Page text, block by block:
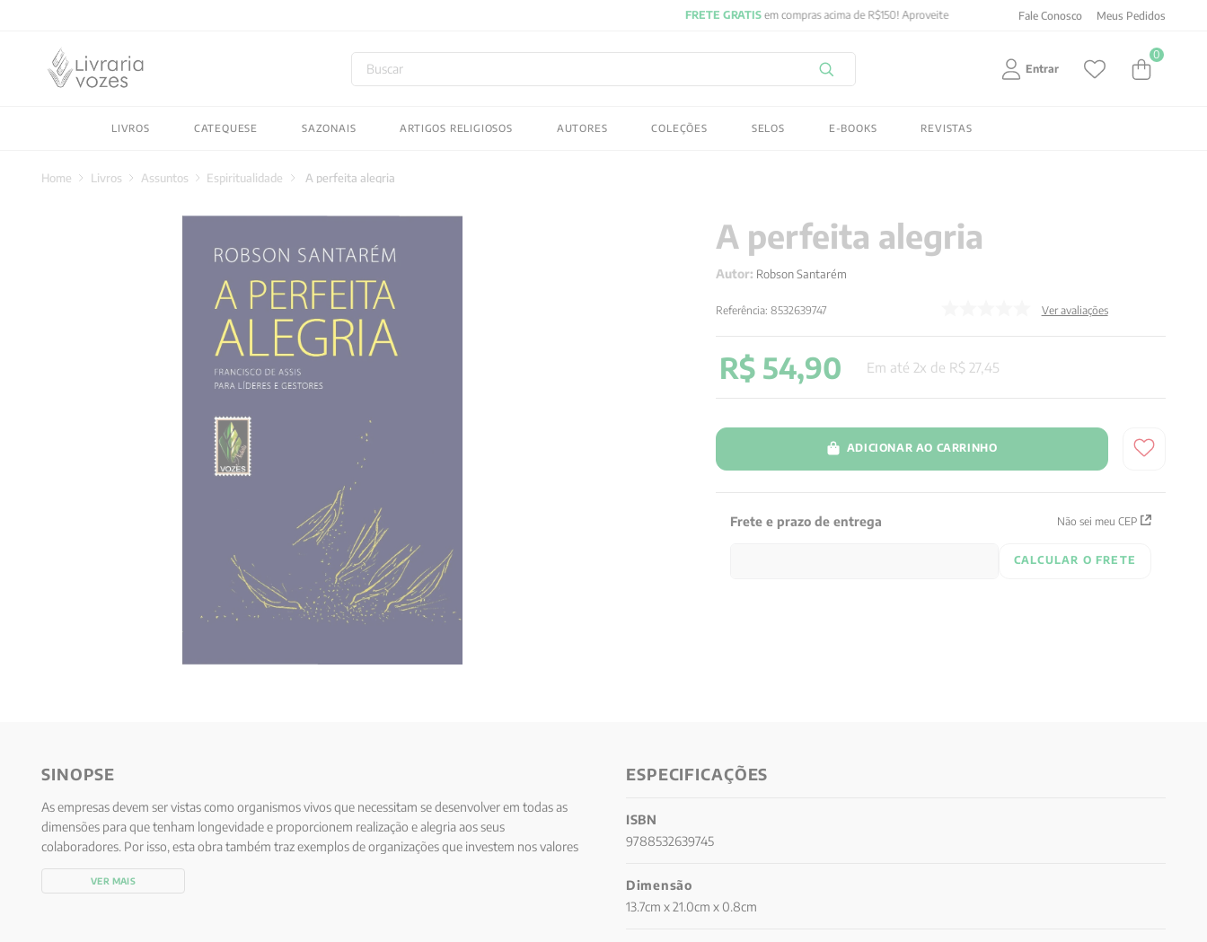
Fale Conosco Meus Pedidos
Buscar
Entrar
0
LIVROS CATEQUESE SAZONAIS ARTIGOS RELIGIOSOS AUTORES COLEÇÕES SELOS E-BOOKS REVISTAS
Livros Assuntos Espiritualidade A perfeita alegria
A perfeita alegria
Autor: Robson Santarém
Referência:8532639747 Ver avaliações
R$ 54,90 Em até2x de R$ 27, 45
ADICIONAR AO CARRINHO
Frete e prazo de entrega Não sei meu CEP
CALCULAR O FRETE
SINOPSE
As empresas devem ser vistas como organismos vivos que necessitam se desenvolver em todas as
dimensões para que tenham longevidade e proporcionem realização e alegria aos seus
colaboradores. Por isso, esta obra também traz exemplos de organizações que investem nos valores
essenciais e buscam vivenciar momentos de partilha, de alegria e espiritualidade no ambiente de
VER MAIS
ESPECIFICAÇÕES
ISBN
9788532639745
Dimensão
13.7cm x 21.0cm x 0.8cm
2027
5 º pré venda
6º byung chul han
7º biblia
8º vozes bolso
9º santo agostinho